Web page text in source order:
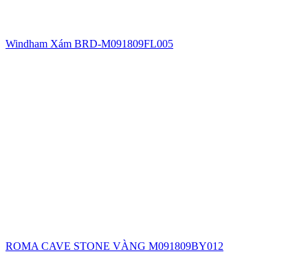
Windham Xám BRD-M091809FL005
ROMA CAVE STONE VÀNG M091809BY012